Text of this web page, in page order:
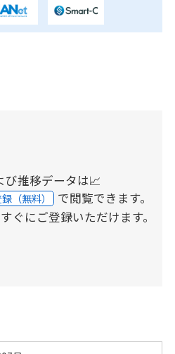
び推移データは📈
（無料） で閲覧できます。
ぐにご登録いただけます。